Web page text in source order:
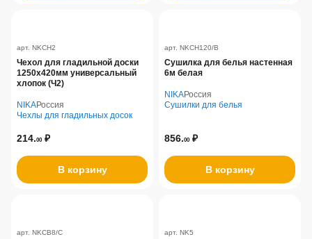
арт. NKCH2
Чехол для гладильной доски
1250х420мм универсальный
хлопок (Ч2)
NIKAРоссия
Чехлы для гладильных досок
214.00 ₽
В корзину
арт. NKCH120/B
Сушилка для белья настенная
6м белая
NIKAРоссия
Сушилки для белья
856.00 ₽
В корзину
арт. NKCB8/C арт. NK5